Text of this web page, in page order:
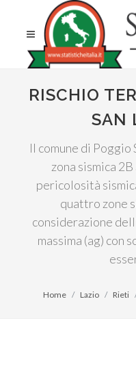
RISCHIO
SAN
Il comune di Poggio
zona sismica
pericolosità
quattro zone
considerazione
massima (ag) con
Home Lazio Rieti